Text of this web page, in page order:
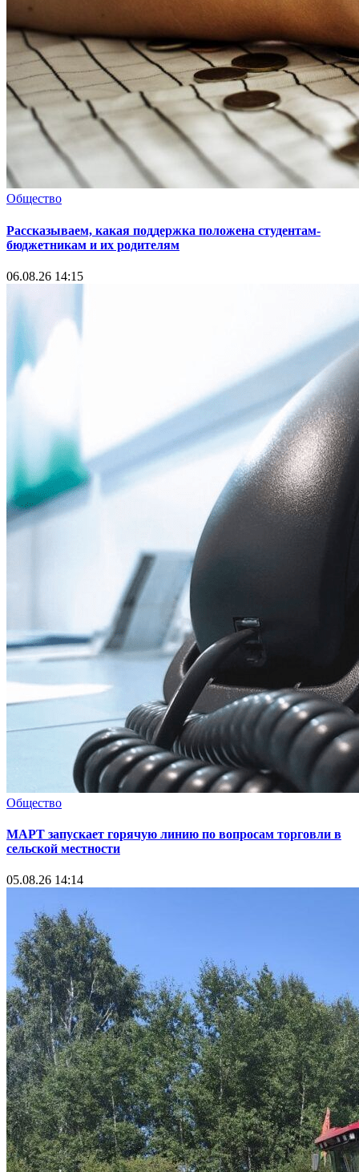
Общество
Рассказываем, какая поддержка положена студентам-
бюджетникам и их родителям
06.08.26 14:15
Общество
МАРТ запускает горячую линию по вопросам торговли в
сельской местности
05.08.26 14:14